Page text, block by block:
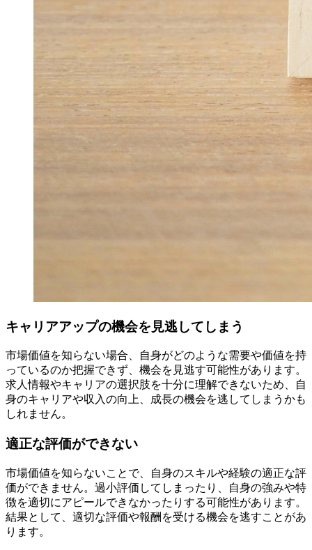
キャリアアップの機会を見逃してしまう
市場価値を知らない場合、自身がどのような需要や価値を持
っているのか把握できず、機会を見逃す可能性があります。
求人情報やキャリアの選択肢を十分に理解できないため、自
身のキャリアや収入の向上、成長の機会を逃してしまうかも
しれません。
適正な評価ができない
市場価値を知らないことで、自身のスキルや経験の適正な評
価ができません。過小評価してしまったり、自身の強みや特
徴を適切にアピールできなかったりする可能性があります。
結果として、適切な評価や報酬を受ける機会を逃すことがあ
ります。